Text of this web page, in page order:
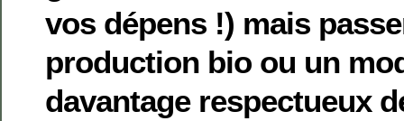
vos dépens !) mais
production bio ou un
davantage respectueux